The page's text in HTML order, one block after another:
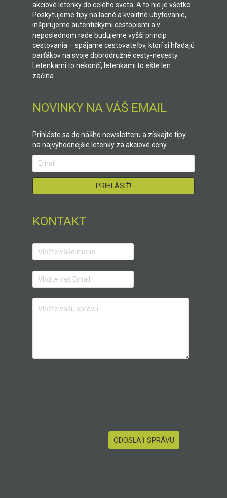
akciové letenky do celého sveta. A to nie je všetko.
Poskytujeme tipy na lacné a kvalitné ubytovanie,
inšpirujeme autentickými cestopismi a v
neposlednom rade budujeme vyšší princíp
cestovania – spájame cestovateľov, ktorí si hľadajú
parťákov na svoje dobrodružné cesty-necesty.
Letenkami to nekončí, letenkami to ešte len
začína.
NOVINKY NA VÁŠ EMAIL
Prihláste sa do nášho newsletteru a získajte tipy
na najvýhodnejšie letenky za akciové ceny.
KONTAKT